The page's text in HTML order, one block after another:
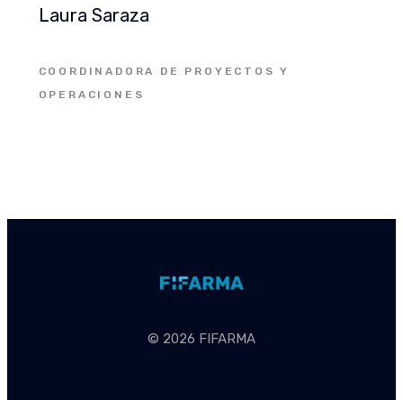
Laura Saraza
COORDINADORA DE PROYECTOS Y
OPERACIONES
© 2026 FIFARMA